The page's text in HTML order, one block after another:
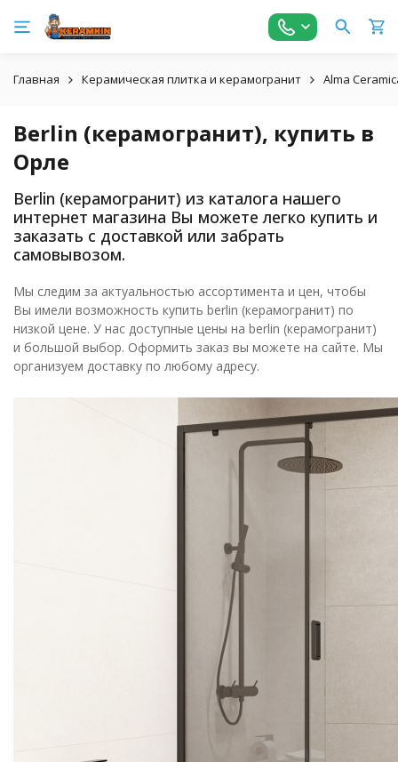
Главная Керамическая плитка и керамогранит Alma
Berlin (керамогранит), купить в
Орле
Berlin (керамогранит) из каталога нашего
интернет магазина Вы можете легко купить и
заказать с доставкой или забрать
самовывозом.
Мы следим за актуальностью ассортимента и цен, чтобы
Вы имели возможность купить berlin (керамогранит) по
низкой цене. У нас доступные цены на berlin (керамогранит)
и большой выбор. Оформить заказ вы можете на сайте. Мы
организуем доставку по любому адресу.